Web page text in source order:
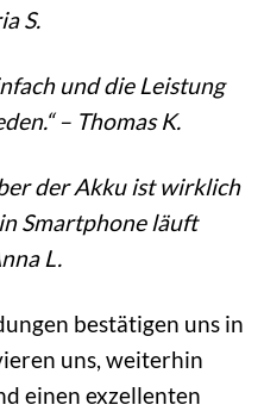
S.
und die Leistung
– Thomas K.
der Akku ist wirklich
Smartphone läuft
L.
bestätigen uns in
uns, weiterhin
einen exzellenten